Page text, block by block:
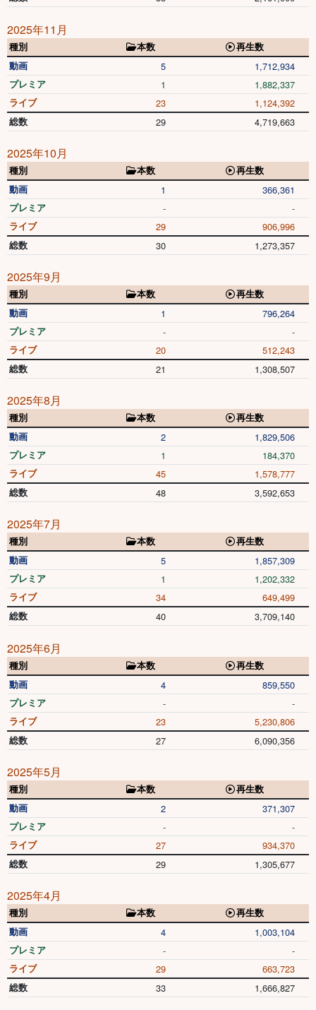
2025年11月
種別 本数
再生数
動画
5 1,712,934
プレミア 1 1,882,337
ライブ 23 1,124,392
総数 29 4,719,663
2025年10月
種別 本数
再生数
動画
1 366,361
プレミア - -
ライブ 29 906,996
総数 30 1,273,357
2025年9月
種別 本数
再生数
動画
1 796,264
プレミア - -
ライブ 20 512,243
総数 21 1,308,507
2025年8月
種別 本数
再生数
動画
2 1,829,506
プレミア 1 184,370
ライブ 45 1,578,777
総数 48 3,592,653
2025年7月
種別 本数
再生数
動画
5 1,857,309
プレミア 1 1,202,332
ライブ 34 649,499
総数 40 3,709,140
2025年6月
種別 本数
再生数
動画
4 859,550
プレミア - -
ライブ 23 5,230,806
総数 27 6,090,356
2025年5月
種別 本数
再生数
動画
2 371,307
プレミア - -
ライブ 27 934,370
総数 29 1,305,677
2025年4月
種別 本数
再生数
動画
4 1,003,104
プレミア - -
ライブ 29 663,723
総数 33 1,666,827